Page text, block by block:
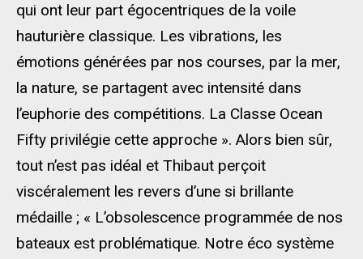
qui ont leur part égocentriques de la voile
hauturière classique. Les vibrations, les
émotions générées par nos courses, par la mer,
la nature, se partagent avec intensité dans
l’euphorie des compétitions. La Classe Ocean
Fifty privilégie cette approche ». Alors bien sûr,
tout n’est pas idéal et Thibaut perçoit
viscéralement les revers d’une si brillante
médaille ; « L’obsolescence programmée de nos
bateaux est problématique. Notre éco système